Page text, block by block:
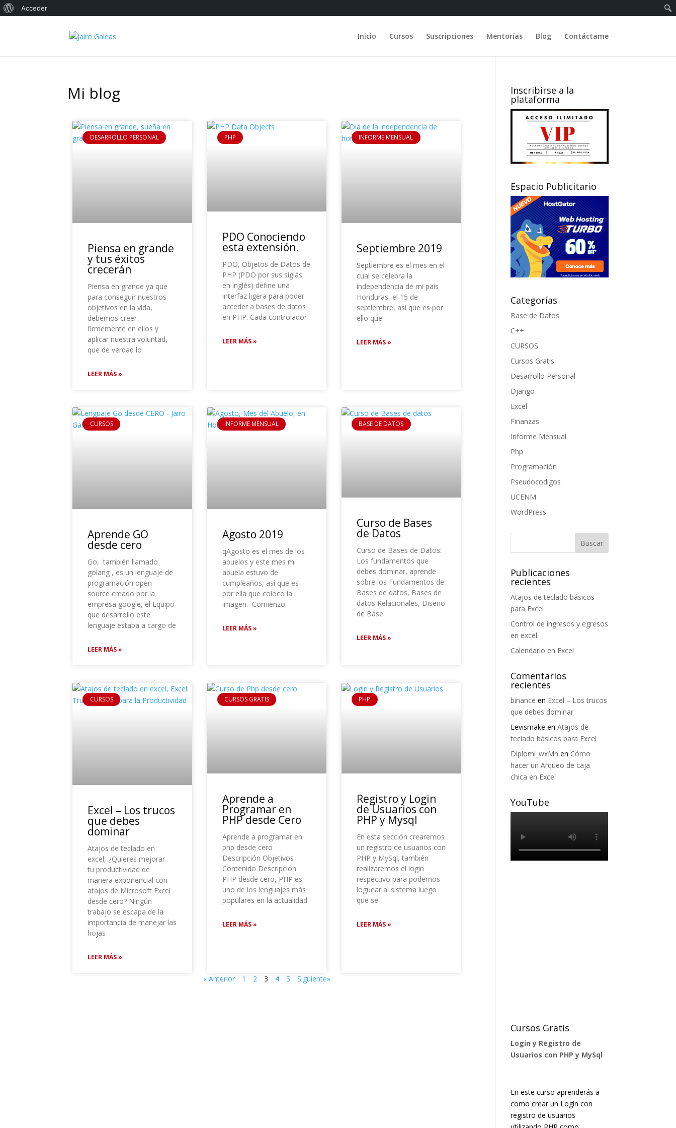
Acceder
Inicio Cursos Suscripciones Mentorías Blog Contáctame
Mi blog
DESARROLLO PERSONAL
Piensa en grande
y tus éxitos
crecerán
Piensa en grande ya que
para conseguir nuestros
objetivos en la vida,
debemos creer
firmemente en ellos y
aplicar nuestra voluntad,
que de verdad lo
LEER MÁS »
PHP
PDO Conociendo
esta extensión.
PDO, Objetos de Datos de
PHP (PDO por sus siglás
en inglés) define una
interfaz ligera para poder
acceder a bases de datos
en PHP. Cada controlador
LEER MÁS »
INFORME MENSUAL
Septiembre 2019
Septiembre es el mes en el
cual se celebra la
independencia de mi país
Honduras, el 15 de
septiembre, así que es por
ello que
LEER MÁS »
CURSOS
Aprende GO
desde cero
Go, también llamado
golang , es un lenguaje de
programación open
source creado por la
empresa google, el Equipo
que desarrollo este
lenguaje estaba a cargo de
LEER MÁS »
INFORME MENSUAL
Agosto 2019
qAgosto es el mes de los
abuelos y este mes mi
abuela estuvo de
cumpleaños, así que es
por ella que coloco la
imagen. Comienzo
LEER MÁS »
BASE DE DATOS
Curso de Bases
de Datos
Curso de Bases de Datos:
Los fundamentos que
debes dominar, aprende
sobre los Fundamentos de
Bases de datos, Bases de
datos Relacionales, Diseño
de Base
LEER MÁS »
CURSOS
Excel – Los trucos
que debes
dominar
Atajos de teclado en
excel, ¿Quieres mejorar
tu productividad de
manera exponencial con
atajos de Microsoft Excel
desde cero? Ningún
trabajo se escapa de la
importancia de manejar las
hojas
LEER MÁS »
CURSOS GRATIS
Aprende a
Programar en
PHP desde Cero
Aprende a programar en
php desde cero
Descripción Objetivos
Contenido Descripción
PHP desde cero, PHP es
uno de los lenguajes más
populares en la actualidad.
LEER MÁS »
PHP
Registro y Login
de Usuarios con
PHP y Mysql
En esta sección crearemos
un registro de usuarios con
PHP y MySql, también
realizaremos el login
respectivo para podernos
loguear al sistema luego
que se
LEER MÁS »
« Anterior 1 2 3 4 5 Siguiente»
Inscribirse a la
plataforma
Espacio Publicitario
Categorías
Base de Datos
C++
CURSOS
Cursos Gratis
Desarrollo Personal
Django
Excel
Finanzas
Informe Mensual
Php
Programación
Pseudocodigos
UCENM
WordPress
Publicaciones
recientes
Atajos de teclado básicos
para Excel
Control de ingresos y egresos
en excel
Calendario en Excel
Comentarios
recientes
binance en Excel – Los trucos
que debes dominar
Levismake enAtajos de
teclado básicos para Excel
Diplomi_wxMn en Cómo
hacer un Arqueo de caja
chica en Excel
YouTube
Cursos Gratis
Login y Registro de
Usuarios con PHP y MySql
En este curso aprenderás a
como crear un Login con
registro de usuarios